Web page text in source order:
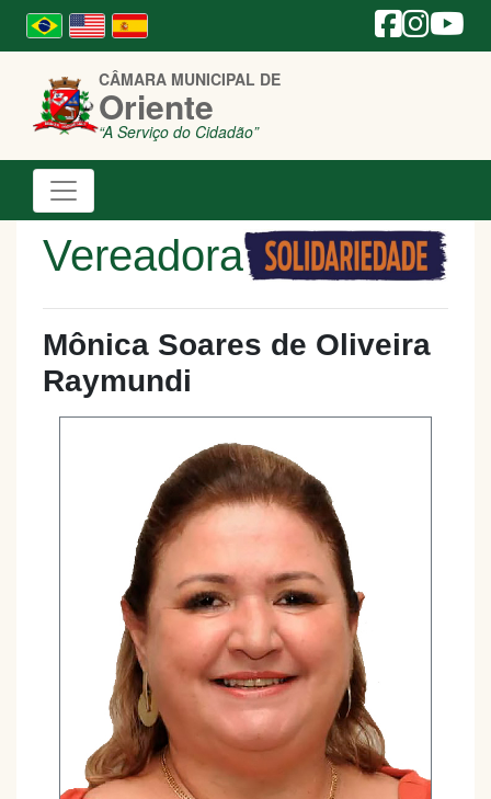
CÂMARA MUNICIPAL DE
Oriente
“A Serviço do Cidadão”
Vereadora
Mônica Soares de Oliveira
Raymundi